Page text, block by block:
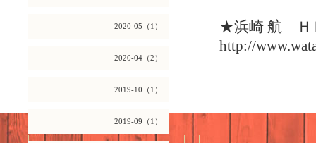
2020-05（1）
2020-04（2）
2019-10（1）
2019-09（1）
★浜崎 航
http://